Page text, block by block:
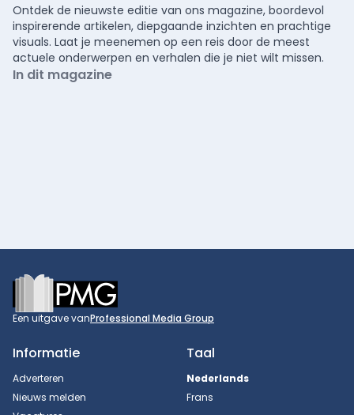
Ontdek de nieuwste editie van ons magazine, boordevol
inspirerende artikelen, diepgaande inzichten en prachtige
visuals. Laat je meenemen op een reis door de meest
actuele onderwerpen en verhalen die je niet wilt missen.
In dit magazine
Footer
Een uitgave vanProfessional Media Group
Informatie
Adverteren
Nieuws melden
Taal
Nederlands
Frans